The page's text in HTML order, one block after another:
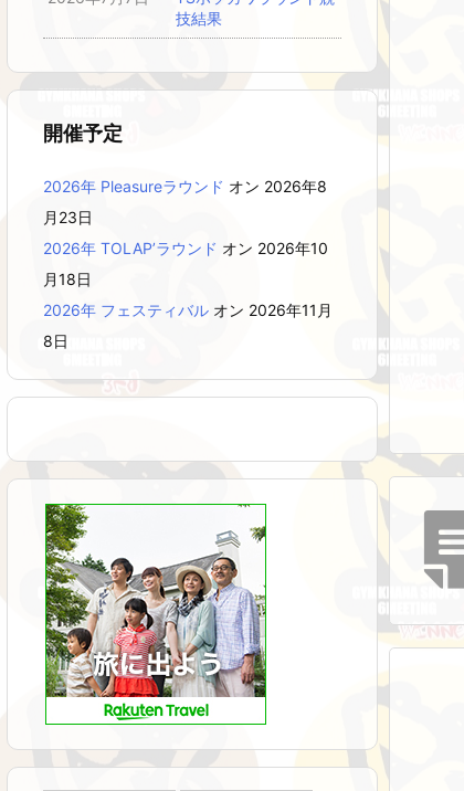
技結果
開催予定
2026年 Pleasureラウンド オン 2026年8
月23日
2026年 TOLAP’ラウンド オン 2026年10
月18日
2026年 フェスティバル オン 2026年11月
8日